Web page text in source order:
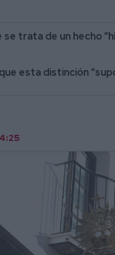
trata de un hecho
esta distinción